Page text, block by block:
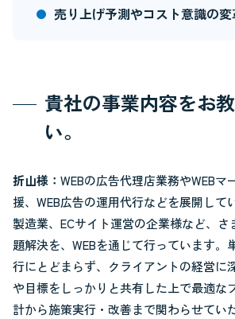
売り上げ予測やコスト意識の
貴社の事業内容をお
い。
折山様： WEBの広告代理店業務やWEBマ
援、WEB広告の運用代行などを展開して
製造業、ECサイト運営の企業様など、
題解決を、WEBを通じて行っています。
行にとどまらず、クライアントの経営に
や目標をしっかりと共有した上で最適な
計から施策実行・改善まで関わらせてい